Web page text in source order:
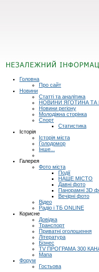
Головна
Про сайт
Новини
Статті та аналітика
НОВИНИ ЯГОТИНА ТА
Новини регіону
Молодіжна сторінка
Спорт
Статистика
Історія
Історія міста
Голодомор
Інше...
Галерея
Фото міста
Події
НАШЕ МІСТО
Давні фото
Панорамні 3D
Вечірні фото
Відео
Радіо і ТБ ONLINE
Корисне
Довідка
Транспорт
Приватні оголошення
Література
Бізнес
TV ПРОГРАМА 300
Мапа
Форум
Гостьова